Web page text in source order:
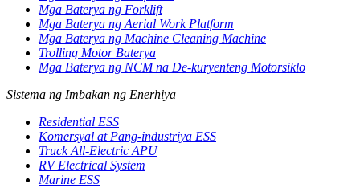
Mga Baterya ng Forklift
Mga Baterya ng Aerial Work Platform
Mga Baterya ng Machine Cleaning Machine
Trolling Motor Baterya
Mga Baterya ng NCM na De-kuryenteng Motorsiklo
Sistema ng Imbakan ng Enerhiya
Residential ESS
Komersyal at Pang-industriya ESS
Truck All-Electric APU
RV Electrical System
Marine ESS